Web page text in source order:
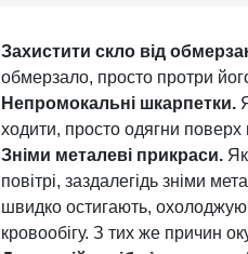
Захистити скло від
обмерзало, просто протри
Непромокальні шкарпетки.
ходити, просто одягни поверх
Зніми металеві прикраси.
повітрі, заздалегідь зніми
швидко остигають,
кровообігу. З тих же причин